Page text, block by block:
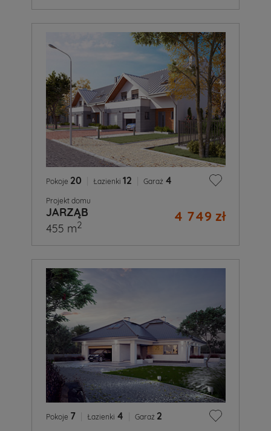
Pokoje 20 Łazienki 12 Garaż 4
Projekt domu
JARZĄB 4 749 zł
455 m2
Pokoje 7 Łazienki 4 Garaż 2